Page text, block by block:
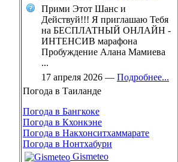
Прими Этот Шанс и
Действуй!!! Я приглашаю Тебя
на БЕСПЛАТНЫЙ ОНЛАЙН -
ИНТЕНСИВ марафона
Пробуждение Алана Мамиева
...
17 апреля 2026 — Подробнее...
Погода в Таиланде
Погода в Бангкоке
Погода в Кхонкэне
Погода в Накхонситхаммарате
Погода в Нонтхабури
Gismeteo